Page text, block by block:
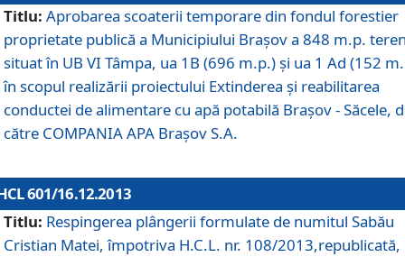
Titlu: Aprobarea scoaterii temporare din fondul forestier
proprietate publică a Municipiului Braşov a 848 m.p.
situat în UB VI Tâmpa, ua 1B (696 m.p.) şi ua 1 Ad (152
în scopul realizării proiectului Extinderea şi reabilitarea
conductei de alimentare cu apă potabilă Braşov - Săcele,
către COMPANIA APA Braşov S.A.
601/16.12.2013
Titlu: Respingerea plângerii formulate de numitul Sabău
Cristian Matei, împotriva H.C.L. nr. 108/2013,republicată,